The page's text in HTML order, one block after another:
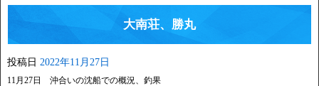
大南荘、勝丸
投稿日 2022年11月27日
11月27日 沖合いの沈船での概況、釣果